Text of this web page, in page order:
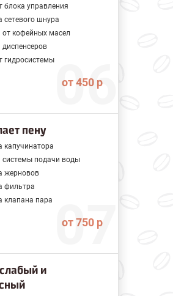
блока управления
сетевого шнура
от кофейных масел
диспенсеров
гидросистемы
от 450 р
пену
капучинатора
системы подачи воды
жерновов
фильтра
клапана пара
от 750 р
и